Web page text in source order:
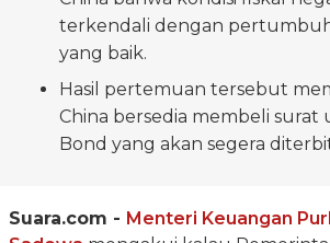
terkendali dengan
yang baik.
Hasil pertemuan tersebut
China bersedia membeli surat
Bond yang akan segera
Suara.com - Menteri Keuangan